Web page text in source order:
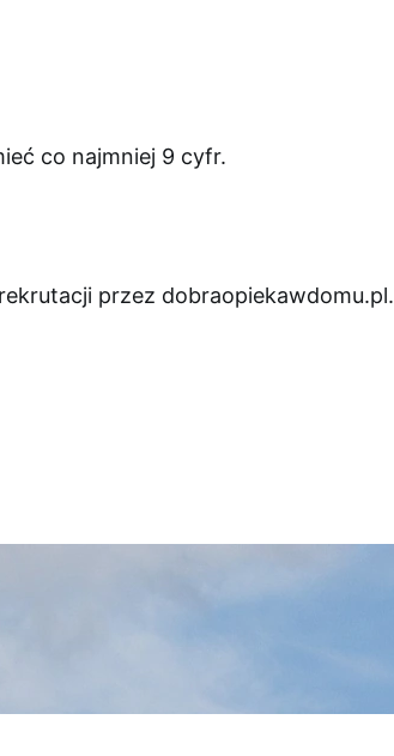
co najmniej 9 cyfr.
przez dobraopiekawdomu.pl.